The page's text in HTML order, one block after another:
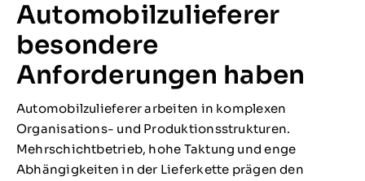
Automobilzulieferer
besondere
Anforderungen haben
Automobilzulieferer arbeiten in komplexen
Organisations- und Produktionsstrukturen.
Mehrschichtbetrieb, hohe Taktung und enge
Abhängigkeiten in der Lieferkette prägen den